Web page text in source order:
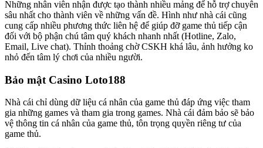
Những nhân viên nhận được tạo thành nhiều mảng để hỗ trợ chuyên
sâu nhất cho thành viên về những vấn đề. Hình như nhà cái cũng
cung cấp nhiều phương thức liên hệ để giúp đỡ game thủ tiếp cận
đối với bộ phận chú tâm quý khách nhanh nhất (Hotline, Zalo,
Email, Live chat). Thỉnh thoảng chờ CSKH khá lâu, ảnh hưởng ko
nhỏ đến tâm lý chơi của nhiều người.
Bảo mật Casino Loto188
Nhà cái chỉ dùng dữ liệu cá nhân của game thủ đáp ứng việc tham
gia những games và tham gia trong games. Nhà cái đảm bảo sẽ bảo
vệ thông tin cá nhân của game thủ, tôn trọng quyền riêng tư của
game thủ.